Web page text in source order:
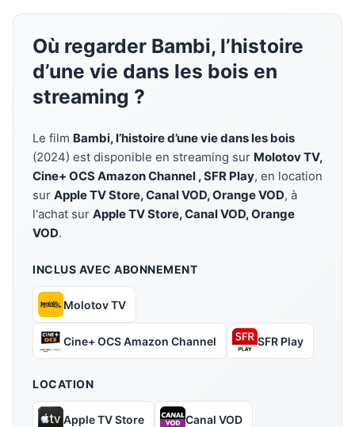
Où regarder Bambi, l’histoire
d’une vie dans les bois en
streaming ?
Le film Bambi, l’histoire d’une vie dans les bois
(2024) est disponible en streaming sur Molotov TV,
Cine+ OCS Amazon Channel , SFR Play, en location
sur Apple TV Store, Canal VOD, Orange VOD, à
l'achat sur Apple TV Store, Canal VOD, Orange
VOD.
INCLUS AVEC ABONNEMENT
Molotov TV
Cine+ OCS Amazon Channel SFR Play
LOCATION
Apple TV Store Canal VOD